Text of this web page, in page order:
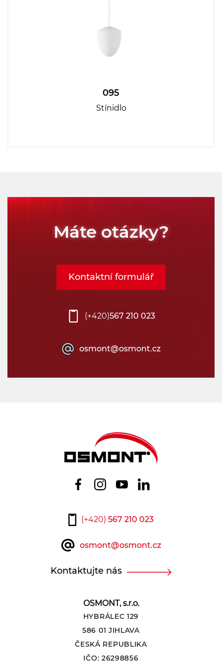
095
Stínidlo
Máte otázky?
(+420)567 210 023
osmont@osmont.cz
Kontaktní formulář
OSMONT, s.r.o.
HYBRÁLEC 129
586 01 JIHLAVA
ČESKÁ REPUBLIKA
IČO: 26298856
(+420) 567 210 023
osmont@osmont.cz
Kontaktujte nás